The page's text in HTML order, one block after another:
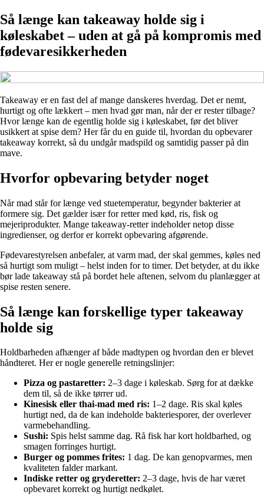
Så længe kan takeaway holde sig i
køleskabet – uden at gå på kompromis med
fødevaresikkerheden
Takeaway er en fast del af mange danskeres hverdag. Det er nemt,
hurtigt og ofte lækkert – men hvad gør man, når der er rester tilbage?
Hvor længe kan de egentlig holde sig i køleskabet, før det bliver
usikkert at spise dem? Her får du en guide til, hvordan du opbevarer
takeaway korrekt, så du undgår madspild og samtidig passer på din
mave.
Hvorfor opbevaring betyder noget
Når mad står for længe ved stuetemperatur, begynder bakterier at
formere sig. Det gælder især for retter med kød, ris, fisk og
mejeriprodukter. Mange takeaway-retter indeholder netop disse
ingredienser, og derfor er korrekt opbevaring afgørende.
Fødevarestyrelsen anbefaler, at varm mad, der skal gemmes, køles ned
så hurtigt som muligt – helst inden for to timer. Det betyder, at du ikke
bør lade takeaway stå på bordet hele aftenen, selvom du planlægger at
spise resten senere.
Så længe kan forskellige typer takeaway
holde sig
Holdbarheden afhænger af både madtypen og hvordan den er blevet
håndteret. Her er nogle generelle retningslinjer:
Pizza og pastaretter: 2–3 dage i køleskab. Sørg for at dække
dem til, så de ikke tørrer ud.
Kinesisk eller thai-mad med ris: 1–2 dage. Ris skal køles
hurtigt ned, da de kan indeholde bakteriesporer, der overlever
varmebehandling.
Sushi: Spis helst samme dag. Rå fisk har kort holdbarhed, og
smagen forringes hurtigt.
Burger og pommes frites: 1 dag. De kan genopvarmes, men
kvaliteten falder markant.
Indiske retter og gryderetter: 2–3 dage, hvis de har været
opbevaret korrekt og hurtigt nedkølet.